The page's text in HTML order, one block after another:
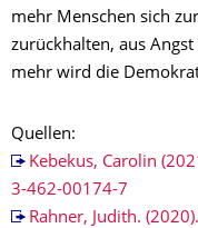
mehr Menschen sich
zurückhalten, aus
mehr wird die
Quellen:
Kebekus, Carolin
3-462-00174-7
Rahner, Judith.